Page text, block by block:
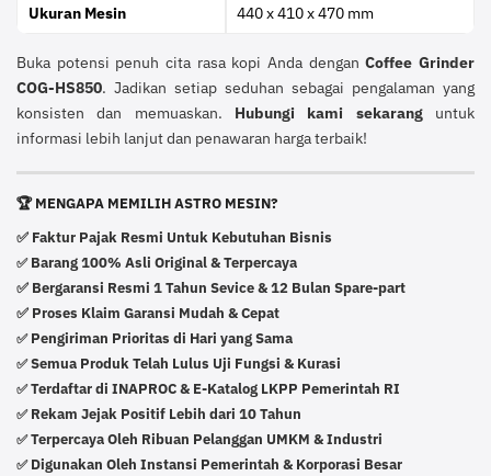
Ukuran Mesin 440 x 410 x 470 mm
Buka potensi penuh cita rasa kopi Anda denganCoffee Grinder
COG-HS850. Jadikan setiap seduhan sebagai pengalaman yang
konsisten dan memuaskan. Hubungi kami sekaranguntuk
informasi lebih lanjut dan penawaran harga terbaik!
🏆 MENGAPA MEMILIH ASTRO MESIN?
✅ Faktur Pajak Resmi Untuk Kebutuhan Bisnis
✅ Barang 100% Asli Original & Terpercaya
✅ Bergaransi Resmi 1 Tahun Sevice & 12 Bulan Spare-part
✅ Proses Klaim Garansi Mudah & Cepat
✅ Pengiriman Prioritas di Hari yang Sama
✅Semua Produk Telah Lulus Uji Fungsi & Kurasi
✅Terdaftar di INAPROC & E-Katalog LKPP Pemerintah RI
✅ Rekam Jejak Positif Lebih dari 10 Tahun
✅Terpercaya Oleh Ribuan Pelanggan UMKM & Industri
✅ Digunakan Oleh Instansi Pemerintah & Korporasi Besar